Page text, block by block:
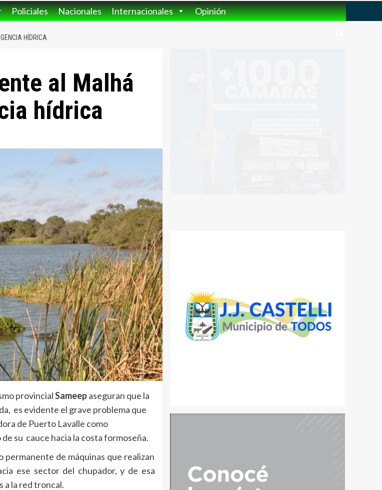
Policiales Nacionales Internacionales Opinión
HÍDRICA
al Malhá
hídrica
provincialSameepaseguran que la
es evidente el grave problema que
de Puerto Lavalle como
su cauce hacia la costa formoseña.
de máquinas que realizan
ese sector del chupador, y de esa
a la red troncal.